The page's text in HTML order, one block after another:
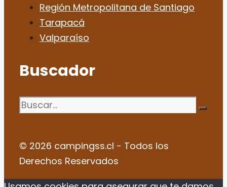
Región Metropolitana de Santiago
Tarapacá
Valparaíso
Buscador
Buscar:
© 2026 campingss.cl - Todos los
Derechos Reservados